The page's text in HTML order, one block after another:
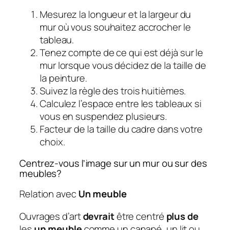
Mesurez la longueur et la largeur du
mur où vous souhaitez accrocher le
tableau.
Tenez compte de ce qui est déjà sur le
mur lorsque vous décidez de la taille de
la peinture.
Suivez la règle des trois huitièmes.
Calculez l’espace entre les tableaux si
vous en suspendez plusieurs.
Facteur de la taille du cadre dans votre
choix.
Centrez-vous l’image sur un mur ou sur des
meubles?
Relation avecUn meuble
Ouvrages d’artdevraitêtre centré plus de